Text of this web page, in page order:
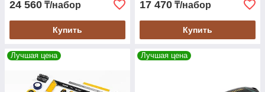
24 560 ₸/набор
Купить
17 470 ₸/набор
Купить
Лучшая цена Лучшая цена